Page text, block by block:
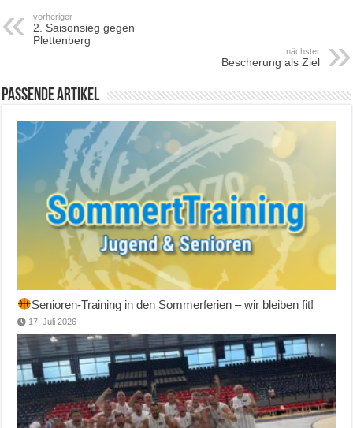
vorheriger
2. Saisonsieg gegen
Plettenberg
nächster
Bescherung als Ziel
Passende Artikel
Senioren-Training in den Sommerferien – wir bleiben fit!
17. Juli 2026